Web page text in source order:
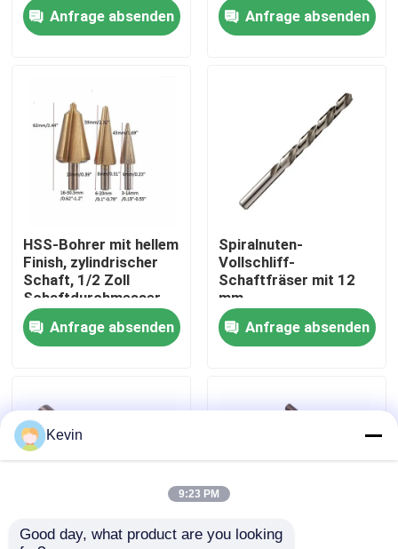
Haus
Produkte
Über uns
Fabrik-Ausflug
Qualitätskontrolle
Treten Sie mit uns in Verbindung
Fordern Sie ein Zitat
Höhenflossenstations-Bohrer
Steinbohrer
beschichtete
Oberflächenbohrwerkzeuge
geeignet für
Anfrage absenden
Bau für langlebige
industrielle
Anwendungen
Anfrage absenden
HSS-Bohrer mit hellem
Finish, zylindrischer
Schaft, 1/2 Zoll
Schaftdurchmesser,
Schnellarbeitsstahl,
Zubehör zum Bohren
von Metall, Holz und
Anfrage absenden
Spiralnuten-
Vollschliff-
Schaftfräser mit 12
mm
Schaftdurchmesser,
geeignet für
industrielle
Anfrage absenden
Kevin
9:23 PM
Good day, what product are you looking